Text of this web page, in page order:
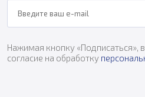
Нажимая кнопку «Подписаться»,
согласие на обработку